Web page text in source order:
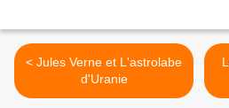
< Jules Verne et L'astrolabe
d'Uranie